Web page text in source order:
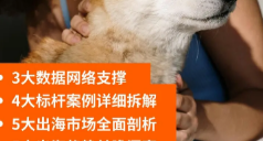
称他们开始更多地参与线上购物
于中东与北非地区的平均水平
欢的支付方式为现金支付，占
中，Fawry和Meeza的表现较好